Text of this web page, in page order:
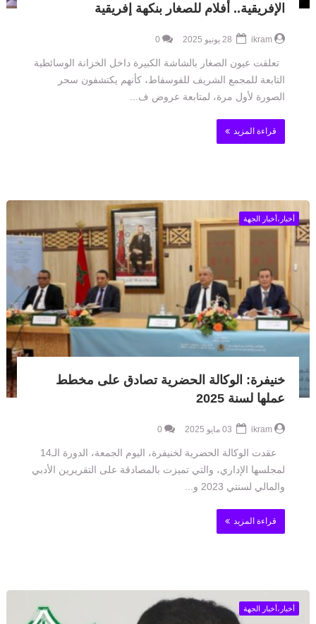
الإفريقية.. أفلام للصغار بنكهة إفريقية
ikram
0
تعلقت عيون الصغار بالشاشة الكبيرة داخل الخزانة الوسائطية
التابعة للمجمع الشريف للفوسفاط، كأنهم يكتشفون سحر
الصورة لأول مرة، لمتابعة عروض ف...
قراءة المزيد
أخبار،أخبار الجهة
خنيفرة: الوكالة الحضرية تصادق على مخطط
عملها لسنة 2025
ikram
0
عقدت الوكالة الحضرية لخنيفرة، اليوم الجمعة، الدورة الـ14
لمجلسها الإداري، والتي تميزت بالمصادقة على التقريرين الأدبي
والمالي لسنتي 2023 و...
قراءة المزيد
أخبار،أخبار الجهة